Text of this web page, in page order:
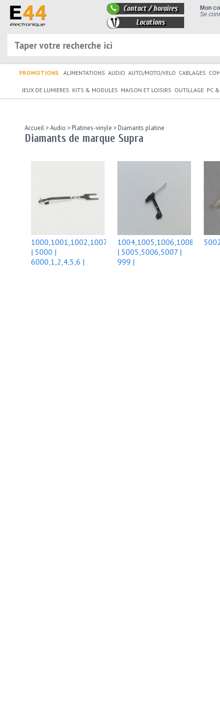
Mon
Se
Contact / horaires
Locations
PROMOTIONS ALIMENTATIONS AUDIO AUTO/MOTO/VELO CABLAGES
JEUX DE LUMIERES KITS & MODULES MAISON ET LOISIRS OUTILLAGE PC
Accueil >Audio >Platines-vinyle >Diamants platine
Diamants de marque Supra
1000,1001,1002,1007
| 5000 |
6000,1,2,4,5,6 |
1004,1005,1006,1008
| 5005,5006,5007 |
999 |